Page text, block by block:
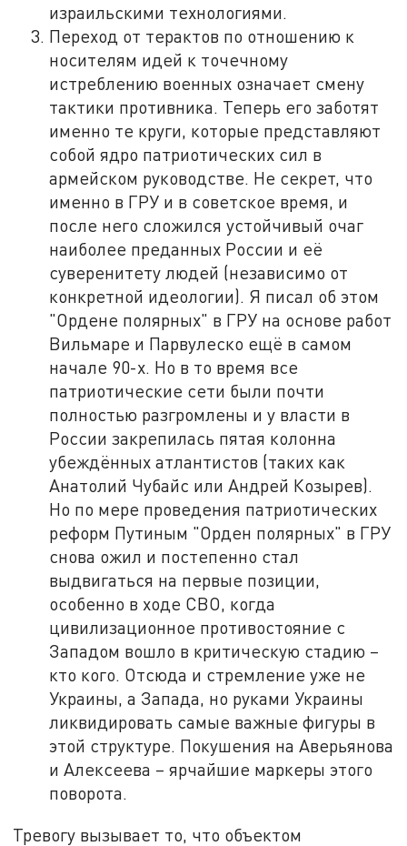
израильскими технологиями.
Переход от терактов по отношению к
носителям идей к точечному
истреблению военных означает смену
тактики противника. Теперь его заботят
именно те круги, которые представляют
собой ядро патриотических сил в
армейском руководстве. Не секрет, что
именно в ГРУ и в советское время, и
после него сложился устойчивый очаг
наиболее преданных России и её
суверенитету людей (независимо от
конкретной идеологии). Я писал об этом
"Ордене полярных" в ГРУ на основе работ
Вильмаре и Парвулеско ещё в самом
начале 90-х. Но в то время все
патриотические сети были почти
полностью разгромлены и у власти в
России закрепилась пятая колонна
убеждённых атлантистов (таких как
Анатолий Чубайс или Андрей Козырев).
Но по мере проведения патриотических
реформ Путиным "Орден полярных" в ГРУ
снова ожил и постепенно стал
выдвигаться на первые позиции,
особенно в ходе СВО, когда
цивилизационное противостояние с
Западом вошло в критическую стадию –
кто кого. Отсюда и стремление уже не
Украины, а Запада, но руками Украины
ликвидировать самые важные фигуры в
этой структуре. Покушения на Аверьянова
и Алексеева – ярчайшие маркеры этого
поворота.
Тревогу вызывает то, что объектом